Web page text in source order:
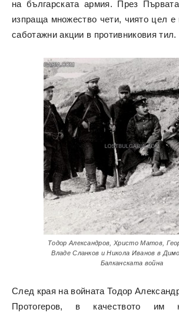
на българската армия. През
изпраща множество чети, чиято цел е
саботажни акции в противниковия тил.
Тодор Александров, Христо Матов,
Владе Сланков и Никола Иванов в
Балканската война
След края на войната Тодор
Протогеров, в качеството им